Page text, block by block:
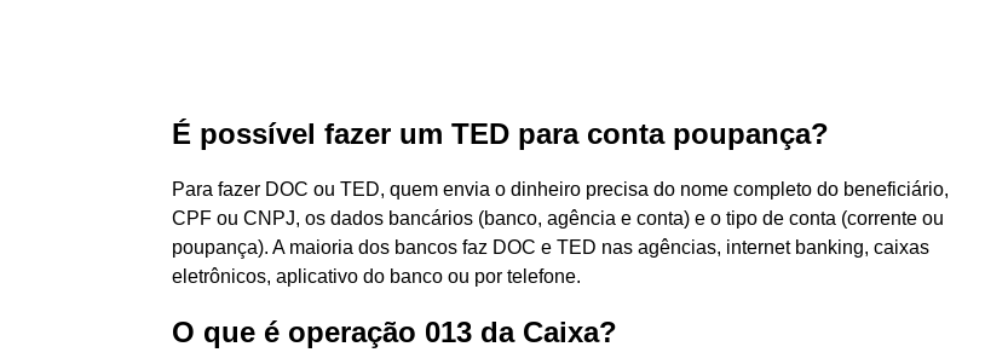
É possível fazer um TED para conta poupança?
Para fazer DOC ou TED, quem envia o dinheiro precisa do nome completo do beneficiário,
CPF ou CNPJ, os dados bancários (banco, agência e conta) e o tipo de conta (corrente ou
poupança). A maioria dos bancos faz DOC e TED nas agências, internet banking, caixas
eletrônicos, aplicativo do banco ou por telefone.
O que é operação 013 da Caixa?